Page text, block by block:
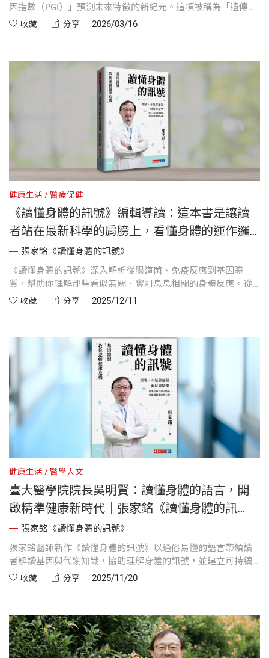
因指數（PGI）」預測未來特徵的新紀元。這項被稱為「遺傳信
用評分」的數據，能彙整數千個微小基因變異，預估個體的學
斯環」般交織，基因會影響我們經歷的世界，而環境結構則決
定了基因最終如何顯現。理解這套複雜的交互作用，我們才能
看透命運成敗的真相，並在基因預測時代中找到社會公平的新
收藏 分享 2026/03/16
健康生活 醫療保健
《讀懂身體的訊號》編輯導讀：這本書是讓讀
者站在最新科學的肩膀上，看懂身體的運作邏
輯！張家銘《讀懂身體的訊號》
《讀懂身體的訊號》深入解析從腸道菌、免疫反應到基因體
質，幫助你理解那些看似無關、實則息息相關的身體反應。從
現在開始，與其盲目追求健康方法，不如學會與身體建立對
收藏 分享 2025/12/11
健康生活 醫學人文
臺大醫學院院長吳明賢：讀懂身體的語言，開
啟精準健康新時代｜張家銘《讀懂身體的訊
號》推薦序
張家銘《讀懂身體的訊號》
張家銘醫師新作《讀懂身體的訊號》以通俗易懂的語言帶領讀
者解讀基因與代謝知識，協助理解身體的訊號，並建立可持續
的健康策略。臺大醫學院院長吳明賢肯定本書在精準健康、慢
收藏 分享 2025/11/20